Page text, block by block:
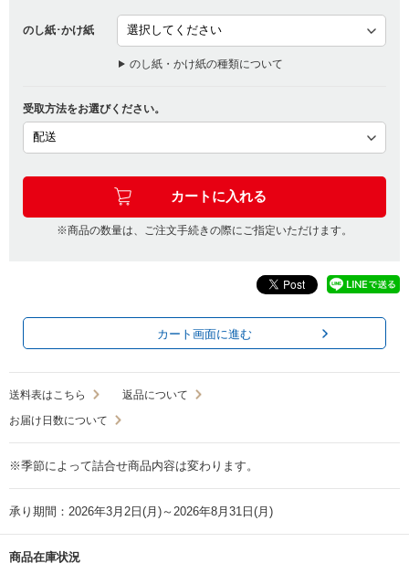
のし紙･かけ紙
のし紙・かけ紙の種類について
受取方法をお選びください。
※商品の数量は、ご注文手続きの際にご指定いただけます。
カート画面に進む
送料表はこちら
返品について
お届け日数について
※季節によって詰合せ商品内容は変わります。
承り期間：2026年3月2日(月)～2026年8月31日(月)
商品在庫状況